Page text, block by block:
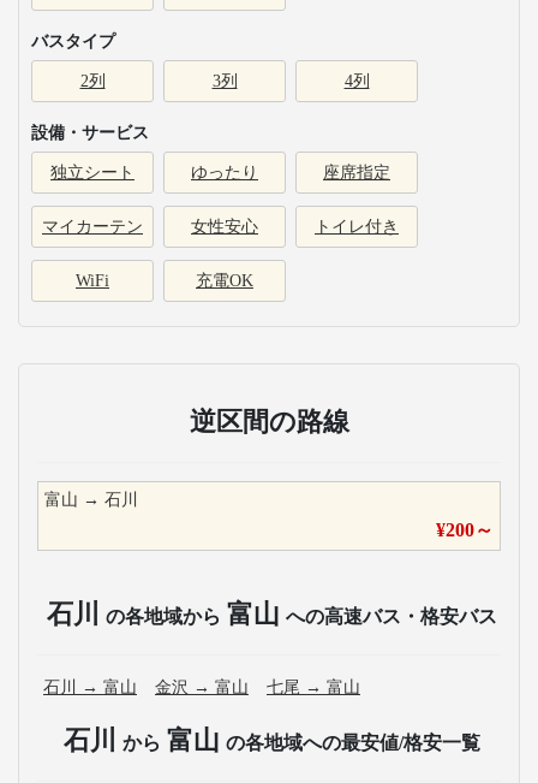
バスタイプ
2列 3列 4列
設備・サービス
独立シート ゆったり 座席指定
マイカーテン 女性安心 トイレ付き
WiFi 充電OK
逆区間の路線
富山 → 石川
¥200～
石川 の各地域から 富山 への高速バス・格安バス
石川 → 富山 金沢 → 富山 七尾 → 富山
石川 から 富山 の各地域への最安値/格安一覧